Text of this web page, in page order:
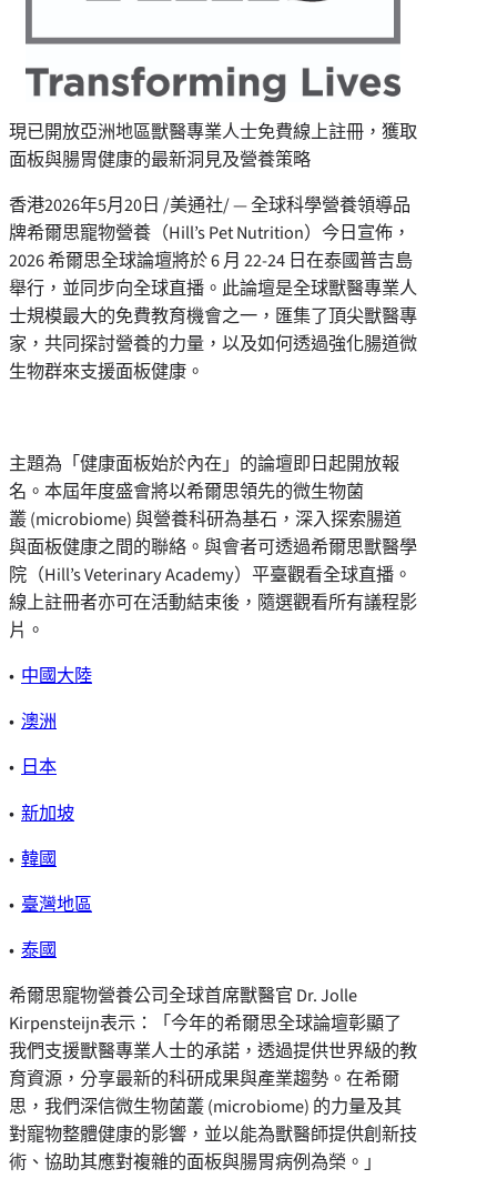
現已開放亞洲地區獸醫專業人士免費線上註冊，獲取
面板與腸胃健康的最新洞見及營養策略
香港2026年5月20日 /美通社/ — 全球科學營養領導品
牌希爾思寵物營養（Hill’s Pet Nutrition）今日宣佈，
2026 希爾思全球論壇將於 6 月 22-24 日在泰國普吉島
舉行，並同步向全球直播。此論壇是全球獸醫專業人
士規模最大的免費教育機會之一，匯集了頂尖獸醫專
家，共同探討營養的力量，以及如何透過強化腸道微
生物群來支援面板健康。
主題為「健康面板始於內在」的論壇即日起開放報
名。本屆年度盛會將以希爾思領先的微生物菌
叢 (microbiome) 與營養科研為基石，深入探索腸道
與面板健康之間的聯絡。與會者可透過希爾思獸醫學
院（Hill’s Veterinary Academy）平臺觀看全球直播。
線上註冊者亦可在活動結束後，隨選觀看所有議程影
片。
• 中國大陸
• 澳洲
• 日本
• 新加坡
• 韓國
• 臺灣地區
• 泰國
希爾思寵物營養公司全球首席獸醫官 Dr. Jolle
Kirpensteijn表示：「今年的希爾思全球論壇彰顯了
我們支援獸醫專業人士的承諾，透過提供世界級的教
育資源，分享最新的科研成果與產業趨勢。在希爾
思，我們深信微生物菌叢 (microbiome) 的力量及其
對寵物整體健康的影響，並以能為獸醫師提供創新技
術、協助其應對複雜的面板與腸胃病例為榮。」